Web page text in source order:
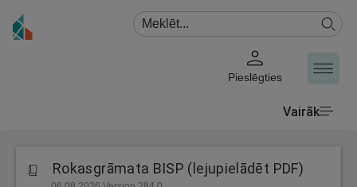
Pieslēgties
Vairāk
Rokasgrāmata BISP (lejupielādēt PDF)